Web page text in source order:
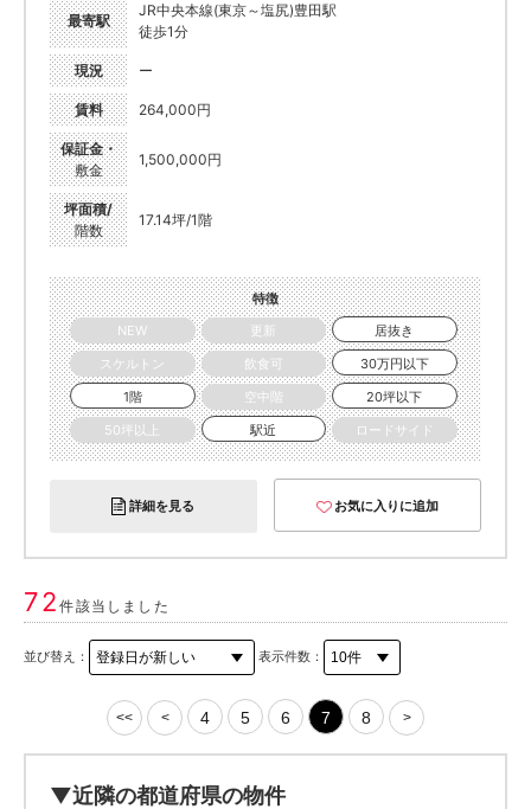
最寄駅
JR中央本線(東京～塩尻)豊田駅
徒歩1分
現況 ー
賃料 264,000円
保証金・
敷金
1,500,000円
坪面積/
階数
17.14坪/1階
特徴
NEW
更新
居抜き
スケルトン
飲食可
30万円以下
1階
空中階
20坪以下
50坪以上
駅近 ロードサイド
詳細を見る お気に入りに追加
72件該当しました
並び替え： 表示件数：
<< < 4 5 6 7 8 >
▼近隣の都道府県の物件